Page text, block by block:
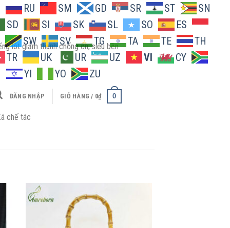
RU SM GD SR ST
SN
SD
SI SK SL SO
ES
SW SV TG TA TE
TH
TR
UK UR UZ VI
CY
YI YO ZU
ĐĂNG NHẬP GIỎ HÀNG / 0₫ 0
lót giảm thanh chống ồn, siêu bền
chế tác